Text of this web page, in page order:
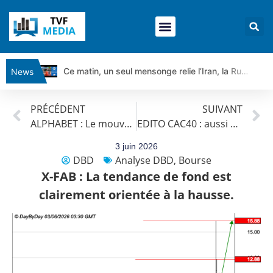
News
Ce matin, un seul mensonge relie l’Iran, la Russie et Trump | par Louis Antoine Michelet
Ce que Trump, Téhéran et Pékin ne veulent pas que vous voyiez ensemble | par Louis-Antoine Michelet
DAX40 : Poursuite de la croissance ? | Erick Sebban – Chrono DAX
CAPGEMINI : Un signal haussier avant les résultats ? | Daniel Cohen de Lara – Market Movers
REMY COINTREAU : Le rebond est-il enfin confirmé ? | Daniel Cohen de Lara – Market Movers
PRÉCÉDENT
ALPHABET : Le mouvement peut se poursuivre.
SUIVANT
EDITO CAC40 : aussi plat que sa moyenne
3 juin 2026
DBD Analyse DBD, Bourse
X-FAB : La tendance de fond est
clairement orientée à la hausse.